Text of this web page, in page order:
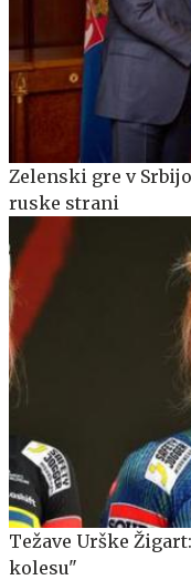
Zelenski gre v
ruske strani
Težave Urške
kolesu"